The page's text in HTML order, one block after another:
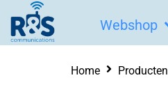
naar
Webshop
Home Producten